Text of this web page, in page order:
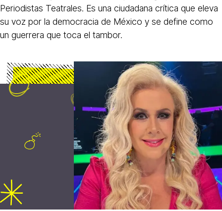
Periodistas Teatrales. Es una ciudadana crítica que eleva
su voz por la democracia de México y se define como
un guerrera que toca el tambor.